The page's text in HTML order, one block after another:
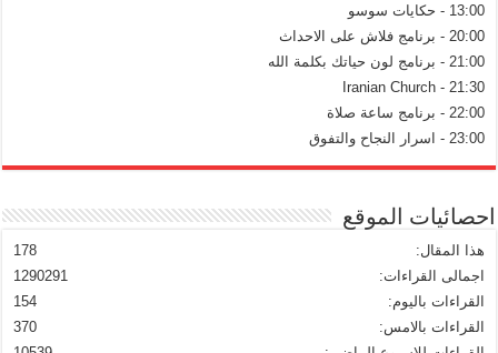
13:00 - حكايات سوسو
20:00 - برنامج فلاش على الاحداث
21:00 - برنامج لون حياتك بكلمة الله
21:30 - Iranian Church
22:00 - برنامج ساعة صلاة
23:00 - اسرار النجاح والتفوق
احصائيات الموقع
178
هذا المقال:
1290291
اجمالى القراءات:
154
القراءات باليوم:
370
القراءات بالامس: